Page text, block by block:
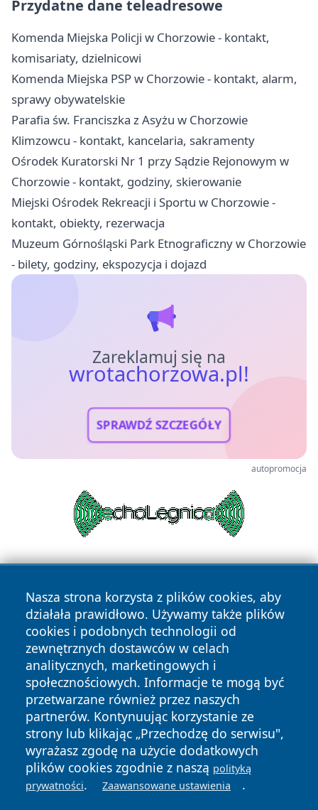
Przydatne dane teleadresowe
Komenda Miejska Policji w Chorzowie - kontakt,
komisariaty, dzielnicowi
Komenda Miejska PSP w Chorzowie - kontakt, alarm,
sprawy obywatelskie
Parafia św. Franciszka z Asyżu w Chorzowie
Klimzowcu - kontakt, kancelaria, sakramenty
Ośrodek Kuratorski Nr 1 przy Sądzie Rejonowym w
Chorzowie - kontakt, godziny, skierowanie
Miejski Ośrodek Rekreacji i Sportu w Chorzowie -
kontakt, obiekty, rezerwacja
Muzeum Górnośląski Park Etnograficzny w Chorzowie
- bilety, godziny, ekspozycja i dojazd
Zareklamuj się na
wrotachorzowa.pl!
SPRAWDŹ SZCZEGÓŁY
autopromocja
Nasza strona korzysta z plików cookies, aby
działała prawidłowo. Używamy także plików
cookies i podobnych technologii od
zewnętrznych dostawców w celach
analitycznych, marketingowych i
społecznościowych. Informacje te mogą być
przetwarzane również przez naszych
partnerów. Kontynuując korzystanie ze
strony lub klikając „Przechodzę do serwisu",
wyrażasz zgodę na użycie dodatkowych
plików cookies zgodnie z naszą polityką
prywatności. Zaawansowane ustawienia .
Copyright © 2026 wrotachorzowa.pl Wszystkie prawa
zastrzeżone.
News Autorzy
Polityka
Prywatności
Polityka
Cookies